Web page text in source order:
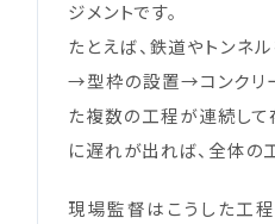
ジメントです。
たとえば、鉄道やトンネ
→型枠の設置→コンクリ
た複数の工程が連続して
に遅れが出れば、全体の
現場監督はこうした工